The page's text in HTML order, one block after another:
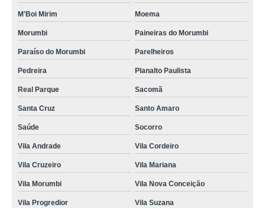
M'Boi Mirim Moema
Morumbi Paineiras do Morumbi
Paraíso do Morumbi Parelheiros
Pedreira Planalto Paulista
Real Parque Sacomã
Santa Cruz Santo Amaro
Saúde Socorro
Vila Andrade Vila Cordeiro
Vila Cruzeiro Vila Mariana
Vila Morumbi Vila Nova Conceição
Vila Progredior Vila Suzana